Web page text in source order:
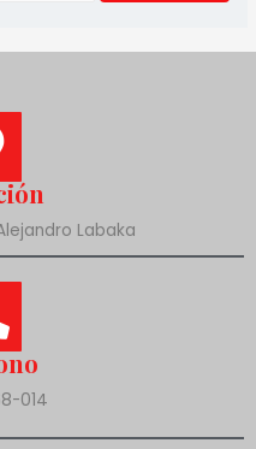
Labaka
014